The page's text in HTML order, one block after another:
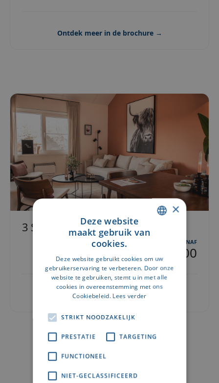
Ontdek meer in de brochure →
3 Slaapkamers
VANAF
€205.000
Ontdek meer in de brochure →
ACTIVITEITEN IN DE BUURT
×
Deze website
maakt gebruik van
cookies.
Deze website gebruikt cookies om uw
gebruikerservaring te verbeteren. Door onze
website te gebruiken, stemt u in met alle
cookies in overeenstemming met ons
Cookiebeleid. Lees verder
STRIKT NOODZAKELIJK
PRESTATIE TARGETING
FUNCTIONEEL
NIET-GECLASSIFICEERD